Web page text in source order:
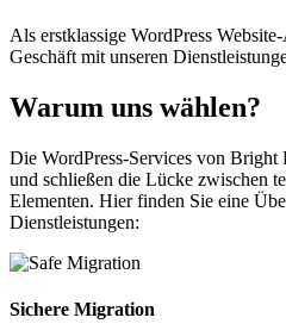
Als erstklassige WordPress
Geschäft mit unseren
Warum uns wählen?
Die WordPress-Services von
und schließen die Lücke zwischen
Elementen. Hier finden Sie eine
Dienstleistungen:
Sichere Migration